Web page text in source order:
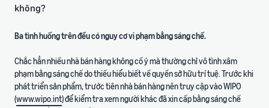
không?
Ba tình huống trên đều có nguy cơ vi phạm bằng sáng chế.
Chắc hẳn nhiều nhà bán hàng không cố ý mà thường chỉ vô tình xâm
phạm bằng sáng chế do thiếu hiểu biết về quyền sở hữu trí tuệ. Trước khi
phát triển sản phẩm, trước tiên nhà bán hàng nên truy cập vào WIPO
(www.wipo.int) để kiểm tra xem người khác đã xin cấp bằng sáng chế